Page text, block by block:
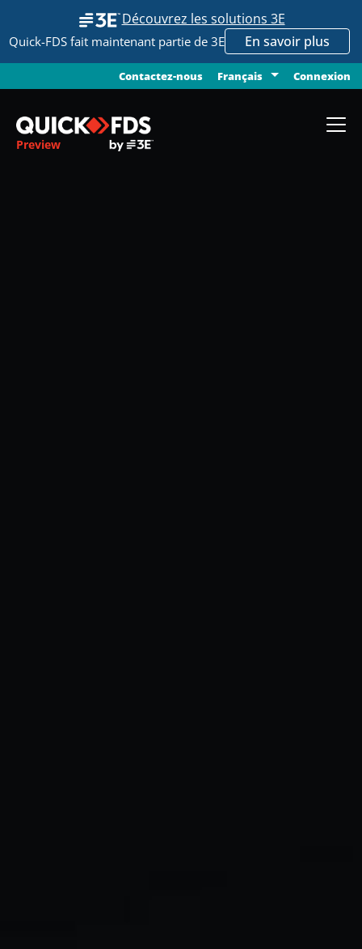
Découvrez les solutions 3E
Quick-FDS fait maintenant partie de 3E En savoir plus
Contactez-nous Français Connexion
Preview